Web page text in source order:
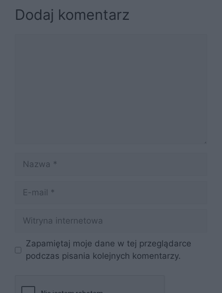
Dodaj komentarz
internetowa
Zapamiętaj moje dane w tej przeglądarce
podczas pisania kolejnych komentarzy.